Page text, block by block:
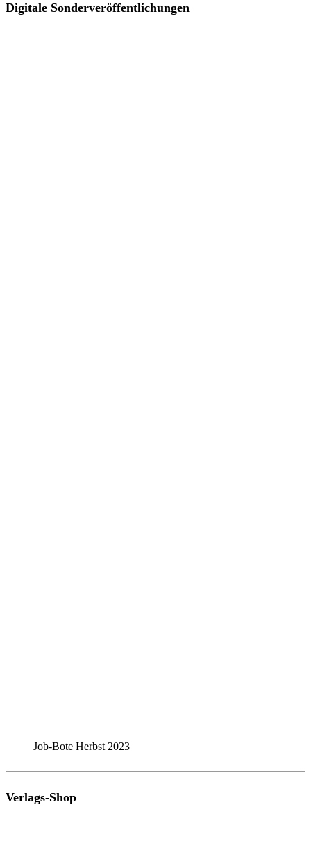
Digitale Sonderveröffentlichungen
Job-Bote Herbst 2023
Verlags-Shop